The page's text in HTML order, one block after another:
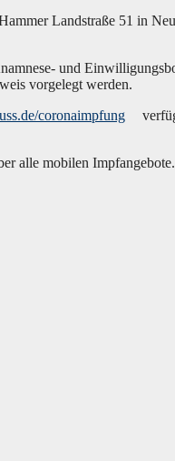
Land­stra­ße 51 in
und
vor­ge­legt werden.
coronaimpfung
alle mobi­len Impfangebote.